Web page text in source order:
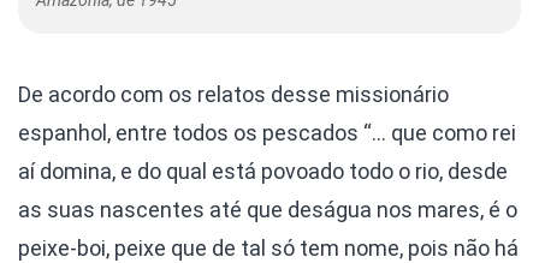
De acordo com os relatos desse missionário
espanhol, entre todos os pescados “… que como rei
aí domina, e do qual está povoado todo o rio, desde
as suas nascentes até que deságua nos mares, é o
peixe-boi, peixe que de tal só tem nome, pois não há